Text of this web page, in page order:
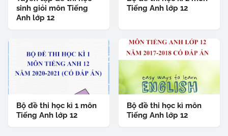
sinh giỏi môn Tiếng
Anh lớp 12
Tiếng Anh lớp 12
Bộ đề thi học kì 1 môn
Tiếng Anh lớp 12
Bộ đề thi học kì môn
Tiếng Anh lớp 12